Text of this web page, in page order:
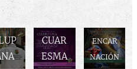
CUAR
ESMA
VIRGEN
DE LA
ENCAR
NACIÓN
DEVO
CIÓN
DE
LAS
NOVEN
A A
SANTA
MARÍA